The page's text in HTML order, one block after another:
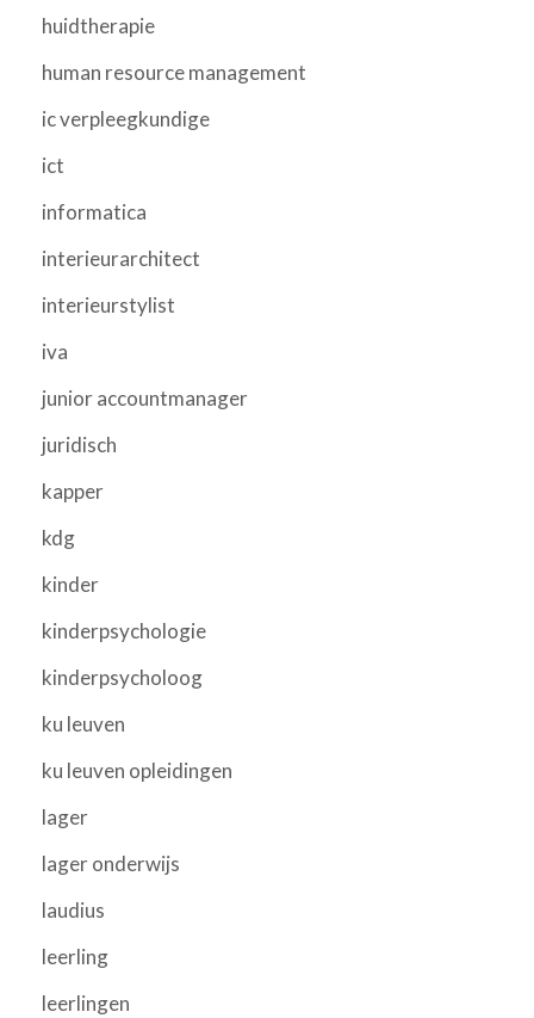
huidtherapie
human resource management
ic verpleegkundige
ict
informatica
interieurarchitect
interieurstylist
iva
junior accountmanager
juridisch
kapper
kdg
kinder
kinderpsychologie
kinderpsycholoog
ku leuven
ku leuven opleidingen
lager
lager onderwijs
laudius
leerling
leerlingen